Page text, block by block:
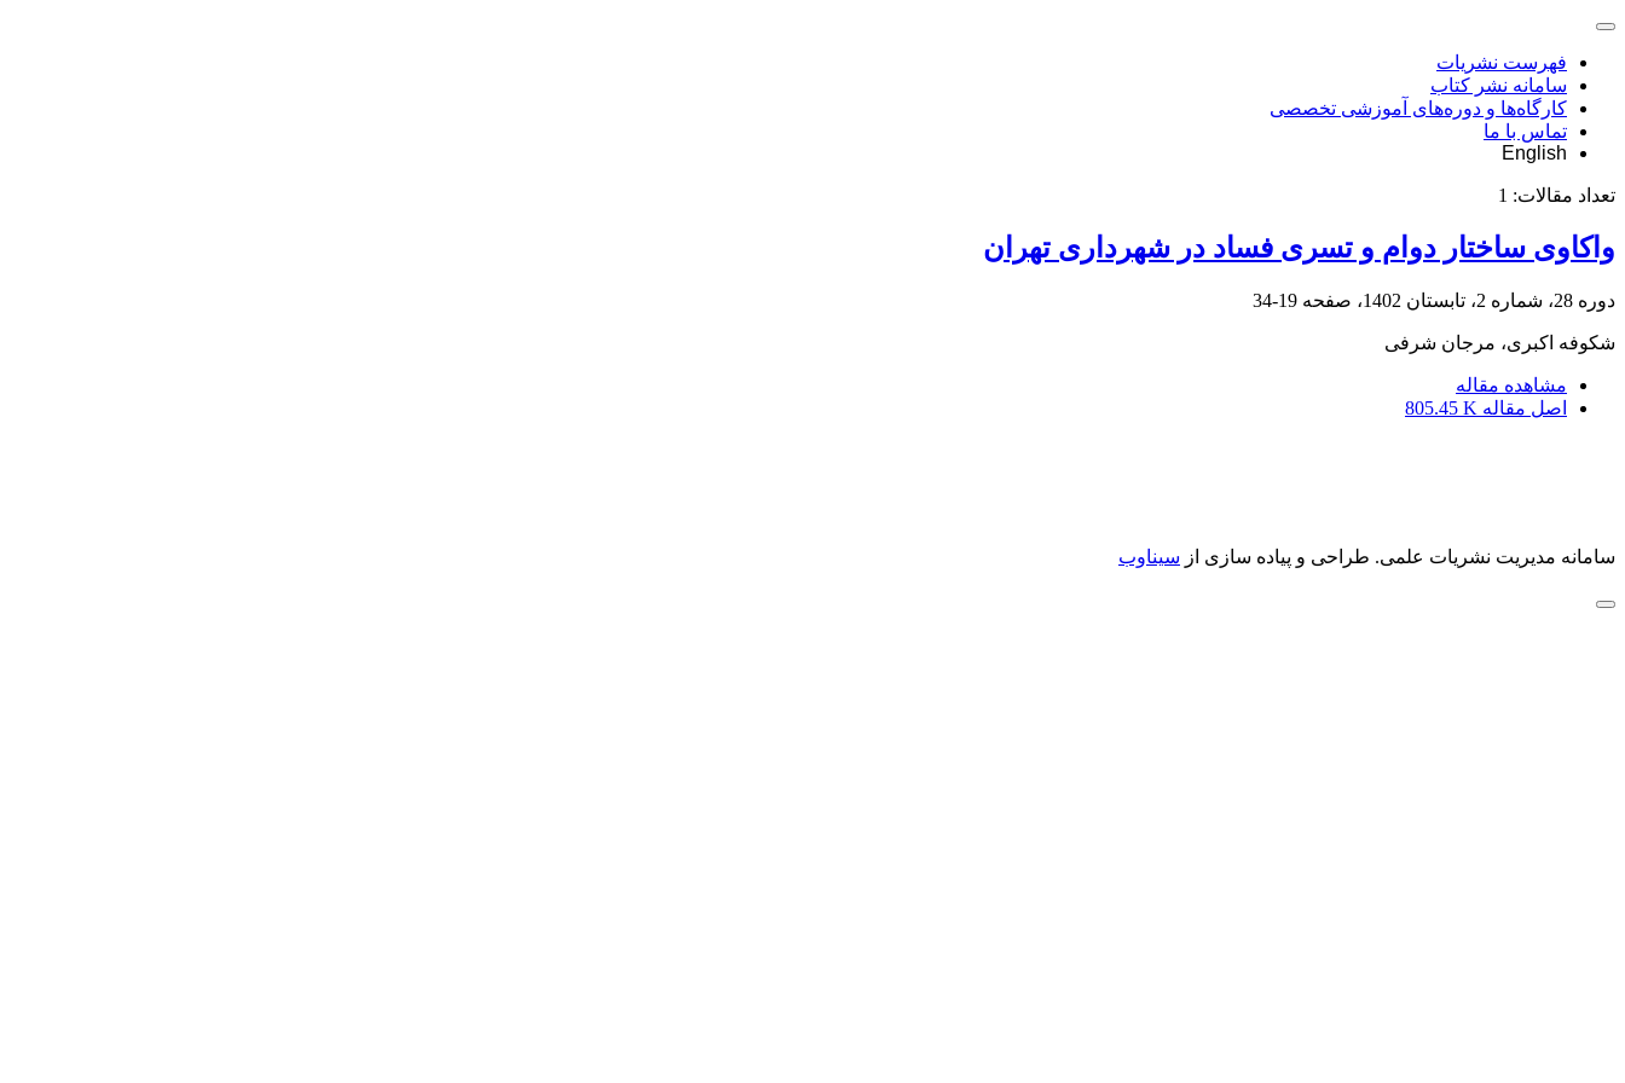
فهرست نشریات
سامانه نشر کتاب
کارگاه‌ها و دوره‌های آموزشی تخصصی
تماس با ما
English
تعداد مقالات: 1
واکاوی ساختار دوام و تسری فساد در شهرداری تهران
دوره 28، شماره 2، تابستان 1402، صفحه 19-34
شکوفه اکبری، مرجان شرفی
مشاهده مقاله
اصل مقاله 805.45 K
سامانه مدیریت نشریات علمی. طراحی و پیاده سازی از سیناوب